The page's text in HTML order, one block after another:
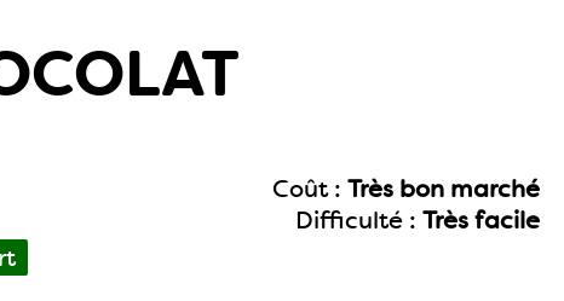
Coût : Très bon marché
Difficulté : Très facile